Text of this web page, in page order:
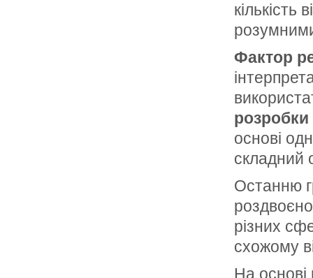
кількість
Фактор
розробки
основі
складний
Останню
різних
схожому
На основі